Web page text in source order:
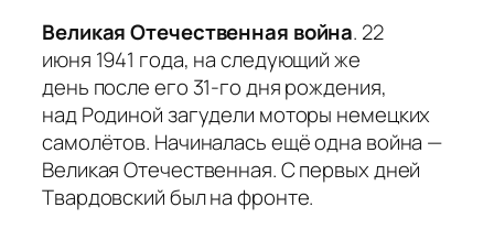
Великая Отечественная война. 22
июня 1941 года, на следующий же
день после его 31-го дня рождения,
над Родиной загудели моторы немецких
самолётов. Начиналась ещё одна война —
Великая Отечественная. С первых дней
Твардовский был на фронте.